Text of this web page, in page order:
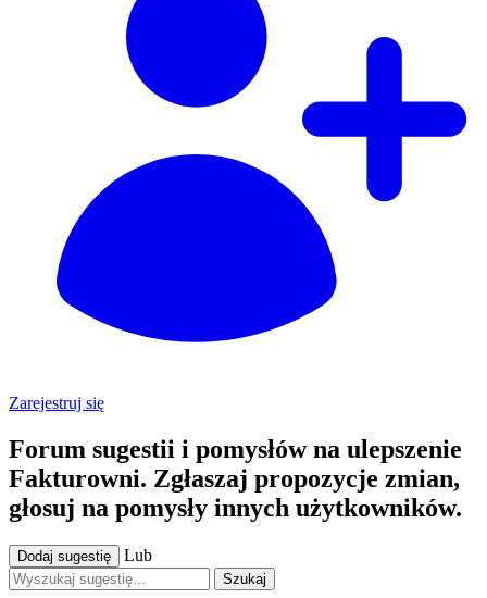
Zarejestruj się
Forum sugestii i pomysłów na ulepszenie
Fakturowni. Zgłaszaj propozycje zmian,
głosuj na pomysły innych użytkowników.
Dodaj sugestię Lub
Szukaj